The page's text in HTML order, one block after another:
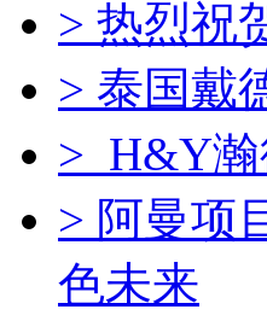
> 热烈祝
> 泰国戴
> H&Y瀚
> 阿曼项
色未来